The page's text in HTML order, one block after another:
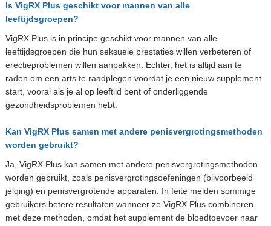
Is VigRX Plus geschikt voor mannen van alle
leeftijdsgroepen?
VigRX Plus is in principe geschikt voor mannen van alle
leeftijdsgroepen die hun seksuele prestaties willen verbeteren of
erectieproblemen willen aanpakken. Echter, het is altijd aan te
raden om een arts te raadplegen voordat je een nieuw supplement
start, vooral als je al op leeftijd bent of onderliggende
gezondheidsproblemen hebt.
Kan VigRX Plus samen met andere penisvergrotingsmethoden
worden gebruikt?
Ja, VigRX Plus kan samen met andere penisvergrotingsmethoden
worden gebruikt, zoals penisvergrotingsoefeningen (bijvoorbeeld
jelqing) en penisvergrotende apparaten. In feite melden sommige
gebruikers betere resultaten wanneer ze VigRX Plus combineren
met deze methoden, omdat het supplement de bloedtoevoer naar